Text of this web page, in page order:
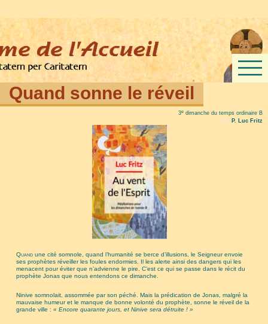
Quand sonne le réveil
3edimanche du temps ordinaire B
Par P. Luc Fritz
Quandune cité somnole, quand l’humanité se berce d’illusions, le Seigneur envoie
ses prophètes réveiller les foules endormies. Il les alerte ainsi des dangers qui les
menacent pour éviter que n’advienne le pire. C’est ce qui se passe dans le récit du
prophète Jonas que nous entendons ce dimanche.
Ninive somnolait, assommée par son péché. Mais la prédication de Jonas, malgré la
mauvaise humeur et le manque de bonne volonté du prophète, sonne le réveil de la
grande ville : « Encore quarante jours, et Ninive sera détruite ! »